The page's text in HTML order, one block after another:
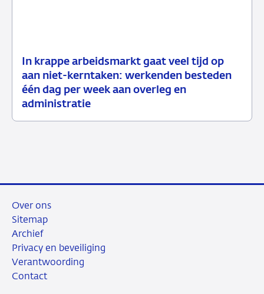
In krappe arbeidsmarkt gaat veel tijd op
aan niet-kerntaken: werkenden besteden
één dag per week aan overleg en
administratie
02
april
2026
Nieuws
Over ons
Sitemap
Archief
Privacy en beveiliging
Verantwoording
Contact